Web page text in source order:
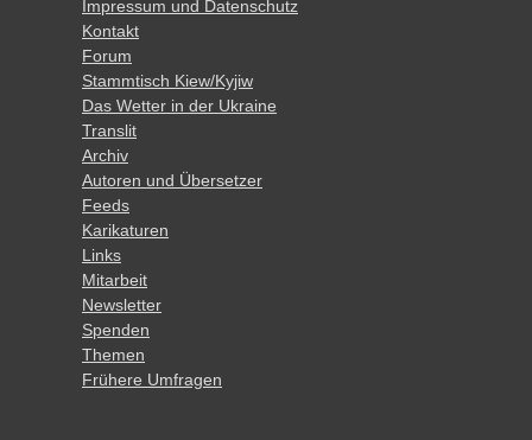
Impressum und Datenschutz
Kontakt
Forum
Stammtisch Kiew/Kyjiw
Das Wetter in der Ukraine
Translit
Archiv
Autoren und Übersetzer
Feeds
Karikaturen
Links
Mitarbeit
Newsletter
Spenden
Themen
Frühere Umfragen